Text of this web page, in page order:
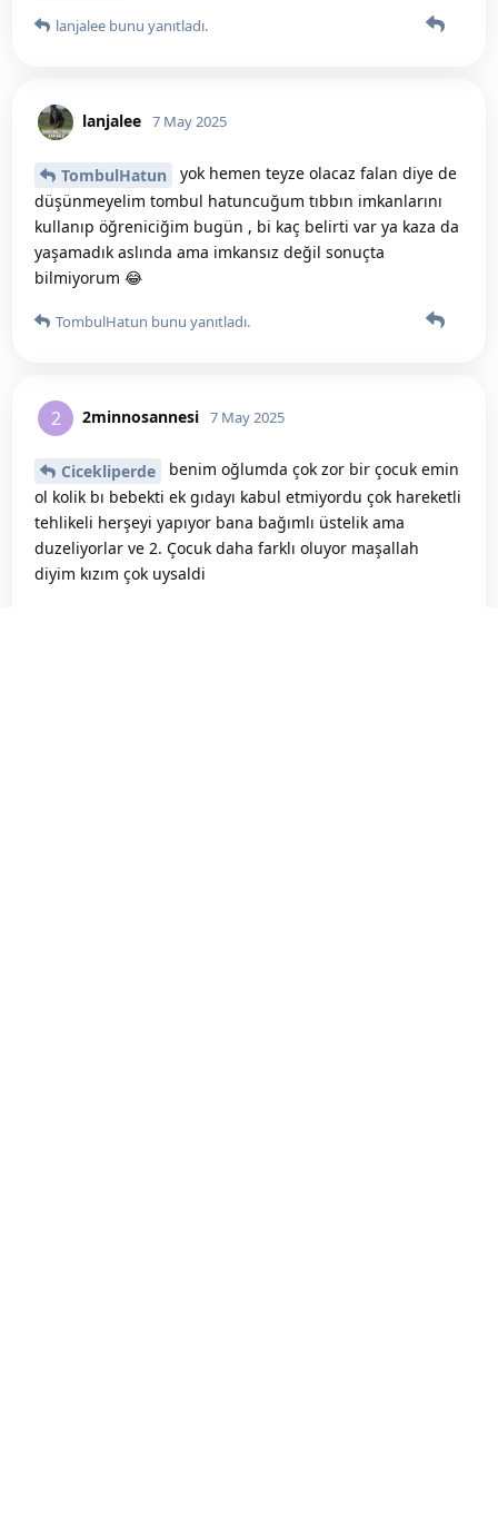
lanjalee bunu yanıtladı.
lanjalee 7 May 2025
TombulHatun
yok hemen teyze olacaz falan diye de
düşünmeyelim tombul hatuncuğum tıbbın imkanlarını
kullanıp öğreniciğim bugün , bi kaç belirti var ya kaza da
yaşamadık aslında ama imkansız değil sonuçta
bilmiyorum 😂
TombulHatun bunu yanıtladı.
2 2minnosannesi 7 May 2025
Cicekliperde
benim oğlumda çok zor bir çocuk emin
ol kolik bı bebekti ek gıdayı kabul etmiyordu çok hareketli
tehlikeli herşeyi yapıyor bana bağımlı üstelik ama
duzeliyorlar ve 2. Çocuk daha farklı oluyor maşallah
diyim kızım çok uysaldi